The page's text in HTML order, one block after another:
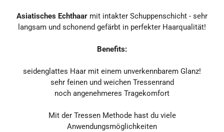
Asiatisches Echthaar mit intakter Schuppenschicht - sehr
langsam und schonend gefärbt in perfekter Haarqualität!
Benefits:
seidenglattes Haar mit einem unverkennbarem Glanz!
sehr feinen und weichen Tressenrand
noch angenehmeres Tragekomfort
Mit der Tressen Methode hast du viele
Anwendungsmöglichkeiten